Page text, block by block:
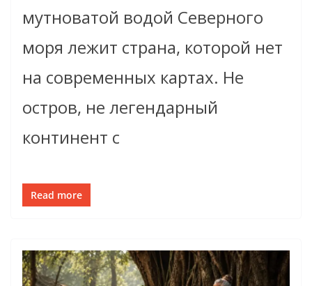
мутноватой водой Северного
моря лежит страна, которой нет
на современных картах. Не
остров, не легендарный
континент с
Read more